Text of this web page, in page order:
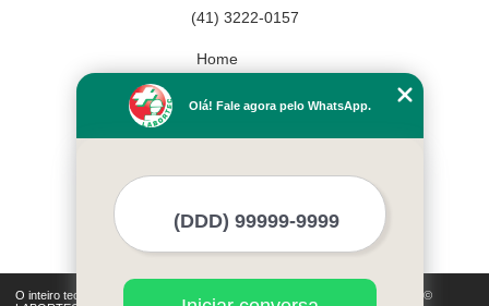
(41) 3222-0157
Home
Missão
O inteiro teor deste site está sujeito à proteção de direitos autorais. Copyright©
Olá! Fale agora pelo WhatsApp.